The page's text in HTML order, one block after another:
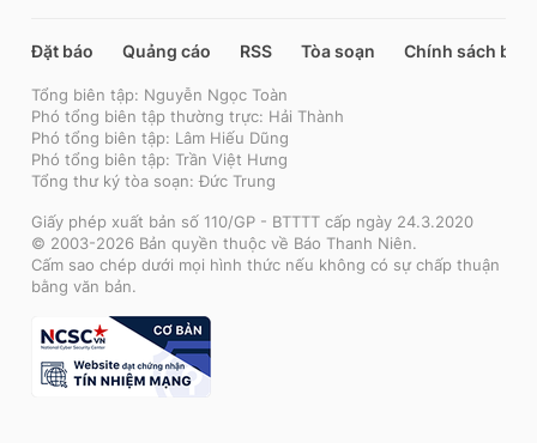
Đặt báo Quảng cáo RSS Tòa soạn Chính sách bảo
Tổng biên tập: Nguyễn Ngọc Toàn
Phó tổng biên tập thường trực: Hải Thành
Phó tổng biên tập: Lâm Hiếu Dũng
Phó tổng biên tập: Trần Việt Hưng
Tổng thư ký tòa soạn: Đức Trung
Giấy phép xuất bản số 110/GP - BTTTT cấp ngày 24.3.2020
© 2003-2026 Bản quyền thuộc về Báo Thanh Niên.
Cấm sao chép dưới mọi hình thức nếu không có sự chấp thuận
bằng văn bản.